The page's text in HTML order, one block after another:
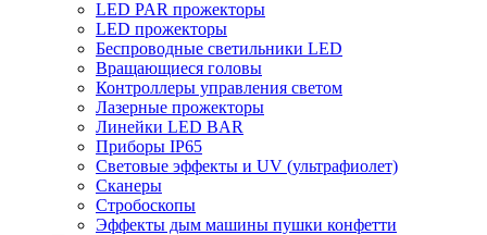
LED PAR прожекторы
LED прожекторы
Беспроводные светильники LED
Вращающиеся головы
Контроллеры управления светом
Лазерные прожекторы
Линейки LED BAR
Приборы IP65
Световые эффекты и UV (ультрафиолет)
Сканеры
Стробоскопы
Эффекты дым машины пушки конфетти